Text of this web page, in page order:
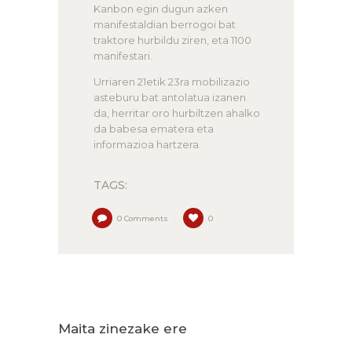
Kanbon egin dugun azken
manifestaldian berrogoi bat
traktore hurbildu ziren, eta 1100
manifestari.
Urriaren 21etik 23ra mobilizazio
asteburu bat antolatua izanen
da, herritar oro hurbiltzen ahalko
da babesa ematera eta
informazioa hartzera.
TAGS:
0 Comments 0
Maita zinezake ere